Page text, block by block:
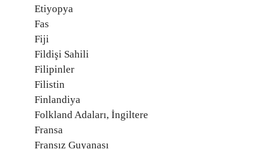
Etiyopya
Fas
Fiji
Fildişi Sahili
Filipinler
Filistin
Finlandiya
Folkland Adaları, İngiltere
Fransa
Fransız Guyanası